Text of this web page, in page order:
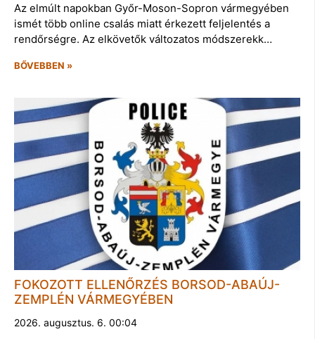
Az elmúlt napokban Győr-Moson-Sopron vármegyében
ismét több online csalás miatt érkezett feljelentés a
rendőrségre. Az elkövetők változatos módszerekk…
BŐVEBBEN »
FOKOZOTT ELLENŐRZÉS BORSOD-ABAÚJ-
ZEMPLÉN VÁRMEGYÉBEN
2026. augusztus. 6. 00:04